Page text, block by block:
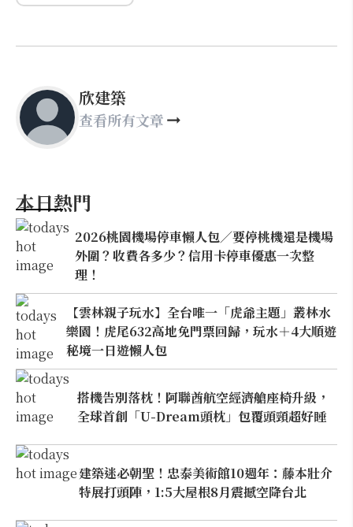
欣建築
查看所有文章
本日熱門
2026桃園機場停車懶人包／要停桃機還是機場
外圍？收費各多少？信用卡停車優惠一次整
理！
【雲林親子玩水】全台唯一「虎爺主題」叢林水
樂園！虎尾632高地免門票回歸，玩水＋4大順遊
秘境一日遊懶人包
搭機告別落枕！阿聯酋航空經濟艙座椅升級，
全球首創「U-Dream頭枕」包覆頭頸超好睡
建築迷必朝聖！忠泰美術館10週年：藤本壯介
特展打頭陣，1:5大屋根8月震撼空降台北